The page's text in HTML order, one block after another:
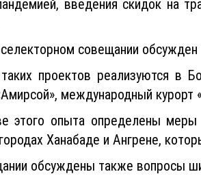
подчеркнул важность
введения скидок на
совещании обсужден
проектов реализуются в
международный курорт
этого опыта определены меры
Ханабаде и Ангрене,